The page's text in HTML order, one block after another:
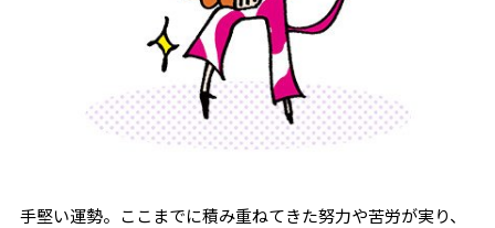
手堅い運勢。ここまでに積み重ねてきた努力や苦労が実り、